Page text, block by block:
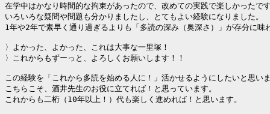
在学中はかなり時間的な拘束があったので、改めての実践で楽しかったで
いろいろな疑問や問題も分かりましたし、とてもよい経験になりました。
1年や2年で素早く通り過ぎるよりも「多読の深み（奥深さ）」が存分に味
〉よかった、よかった、これは大事な一里塚！
〉これからもずーっと、よろしくお願いします！！
この経験を「これから多読を始める人に！」活かせるようにしたいと思い
こちらこそ、酒井先生のお役に立てれば！と思っています。
これからも二桁（10年以上！）代も楽しく進めれば！と思います。